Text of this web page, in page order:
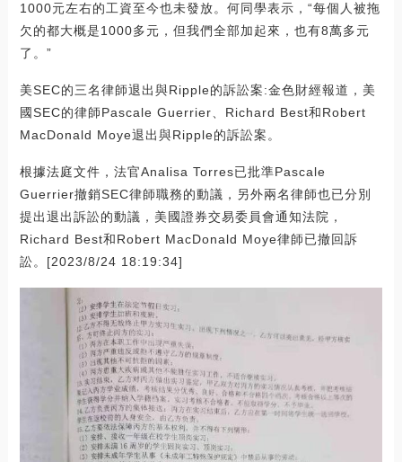
1000元左右的工資至今也未發放。何同學表示，“每個人被拖
欠的都大概是1000多元，但我們全部加起來，也有8萬多元
了。”
美SEC的三名律師退出與Ripple的訴訟案:金色財經報道，美
國SEC的律師Pascale Guerrier、Richard Best和Robert
MacDonald Moye退出與Ripple的訴訟案。
根據法庭文件，法官Analisa Torres已批準Pascale
Guerrier撤銷SEC律師職務的動議，另外兩名律師也已分別
提出退出訴訟的動議，美國證券交易委員會通知法院，
Richard Best和Robert MacDonald Moye律師已撤回訴
訟。[2023/8/24 18:19:34]